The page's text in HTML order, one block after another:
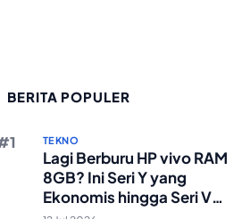
BERITA POPULER
TEKNO
Lagi Berburu HP vivo RAM
8GB? Ini Seri Y yang
Ekonomis hingga Seri V